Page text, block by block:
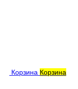
Корзина Корзина